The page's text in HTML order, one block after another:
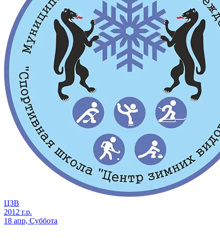
ЦЗВ
2012 г.р.
18 апр, Суббота